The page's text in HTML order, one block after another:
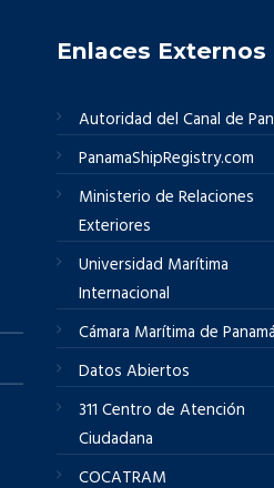
Enlaces Externos
Autoridad del Canal de
PanamaShipRegistry.com
Ministerio de Relaciones
Exteriores
Universidad Marítima
Internacional
Cámara Marítima de Panamá
Datos Abiertos
311 Centro de Atención
Ciudadana
COCATRAM